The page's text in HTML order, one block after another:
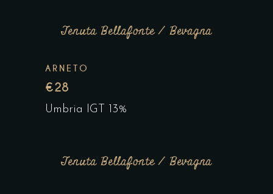
Tenuta Bellafonte / Bevagna
ARNETO
€28
Umbria IGT 13%
Tenuta Bellafonte / Bevagna